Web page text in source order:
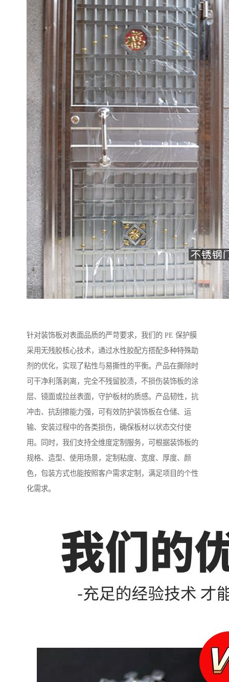
针对装饰板对表面品质的严苛要求，我们的 PE 保护膜
采用无残胶核心技术，通过水性胶配方搭配多种特殊助
剂的优化，实现了粘性与易撕性的平衡。产品在撕除时
可干净利落剥离，完全不残留胶渍，不损伤装饰板的涂
层、镜面或拉丝表面，守护板材的质感。产品韧性，抗
冲击、抗刮擦能力强，可有效防护装饰板在仓储、运
输、安装过程中的各类损伤，确保板材以状态交付使
用。同时，我们支持全维度定制服务，可根据装饰板的
规格、造型、使用场景，定制粘度、宽度、厚度、颜
色，包装方式也能按照客户需求定制，满足项目的个性
化需求。